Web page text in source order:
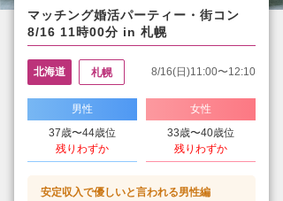
マッチング婚活パーティー・街コン
8/16 11時00分 in 札幌
北海道 札幌 8/16(日)11:00〜12:10
男性
37歳〜44歳位
残りわずか
女性
33歳〜40歳位
残りわずか
安定収入で優しいと言われる男性編